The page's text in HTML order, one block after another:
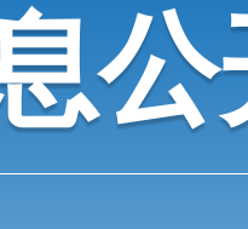
公